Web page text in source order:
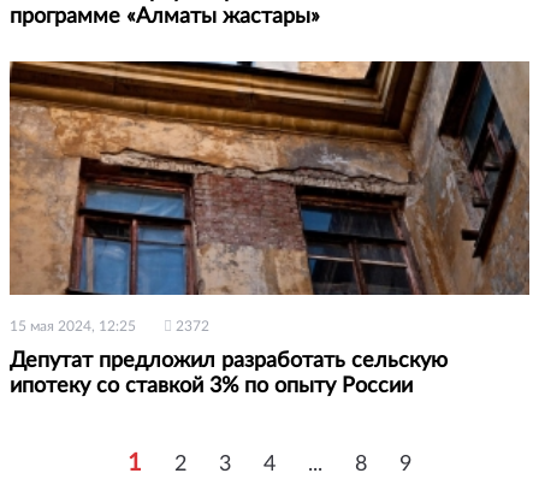
программе «Алматы жастары»
15 мая 2024, 12:25 2372
Депутат предложил разработать сельскую
ипотеку со ставкой 3% по опыту России
1 2 3 4 ... 8 9